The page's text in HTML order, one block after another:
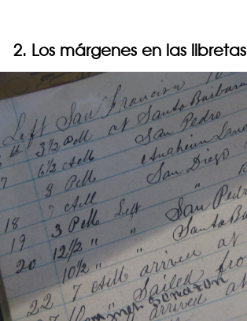
2. Los márgenes en las libretas